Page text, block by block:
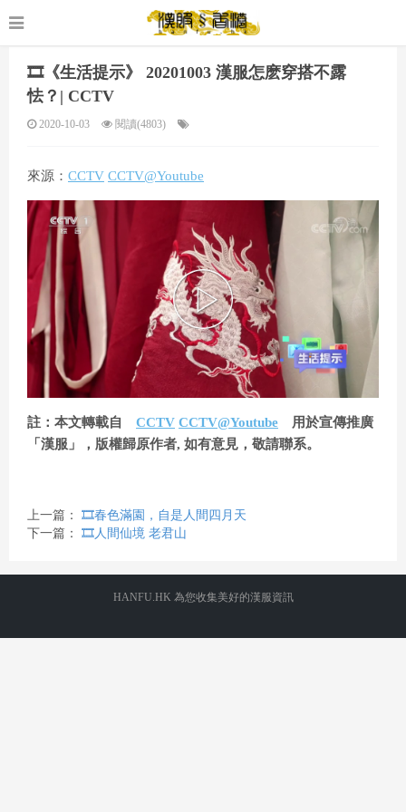
🎞️《生活提示》 20201003 漢服怎麽穿搭不露
怯？| CCTV
2020-10-03 閱讀(4803)
來源： CCTV CCTV@Youtube
P
a
y
註：本文轉載自 CCTV CCTV@Youtube 用於宣傳推廣
「漢服」，版權歸原作者, 如有意見，敬請聯系。
上一篇： 🎞️春色滿園，自是人間四月天
下一篇： 🎞️人間仙境 老君山
HANFU.HK 為您收集美好的漢服資訊